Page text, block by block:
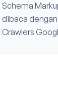
Schema
dibaca
Crawlers